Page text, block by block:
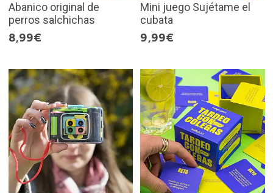
Abanico original de
perros salchichas
8,99€
Mini juego Sujétame el
cubata
9,99€